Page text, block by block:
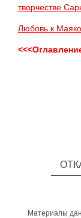
творчестве
Любовь к
Материалы